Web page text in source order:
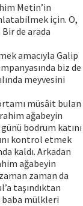
Metin’in
için. O,
Bir de arada
amacıyla Galip
biz de
meyvesini
müsâit bulan
ağabeyin
bodrum katını
kontrol etmek
kaldı. Arkadan
ağabeyin
zaman da
taşındıktan
baba mülkleri